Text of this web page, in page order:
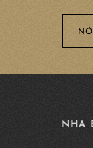
NHA